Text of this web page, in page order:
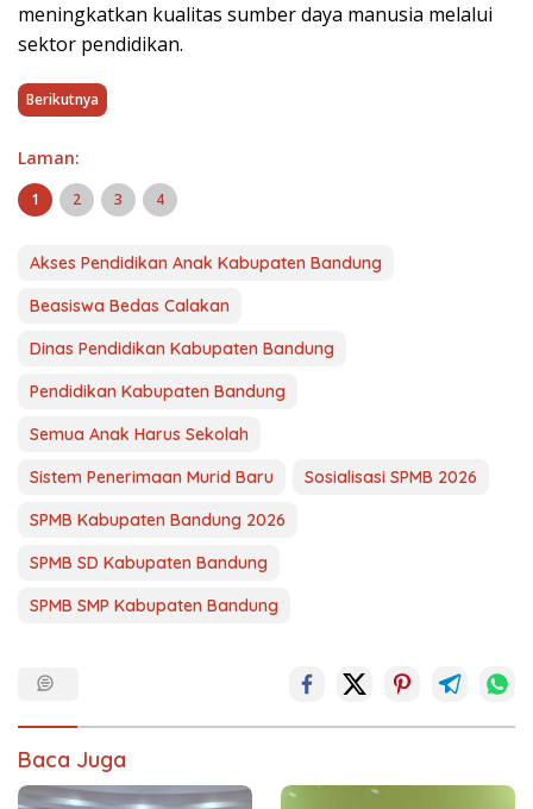
meningkatkan kualitas sumber daya manusia melalui
sektor pendidikan.
Berikutnya
Laman:
1 2 3 4
Akses Pendidikan Anak Kabupaten Bandung
Beasiswa Bedas Calakan
Dinas Pendidikan Kabupaten Bandung
Pendidikan Kabupaten Bandung
Semua Anak Harus Sekolah
Sistem Penerimaan Murid Baru
Sosialisasi SPMB 2026
SPMB Kabupaten Bandung 2026
SPMB SD Kabupaten Bandung
SPMB SMP Kabupaten Bandung
Baca Juga